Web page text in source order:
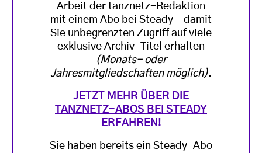
Arbeit der tanznetz-Redaktion
mit einem Abo bei Steady - damit
Sie unbegrenzten Zugriff auf viele
exklusive Archiv-Titel erhalten
(Monats- oder
Jahresmitgliedschaften möglich).
JETZT MEHR ÜBER DIE
TANZNETZ-ABOS BEI STEADY
ERFAHREN!
Sie haben bereits ein Steady-Abo